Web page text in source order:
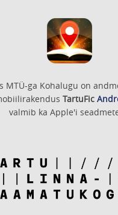
MTÜ-ga Kohalugu on
TartuFic
valmib ka Apple'i